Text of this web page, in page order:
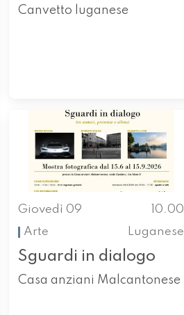
Canvetto luganese
Giovedì 09
10.00
Arte
Luganese
Sguardi in dialogo
Casa anziani Malcantonese